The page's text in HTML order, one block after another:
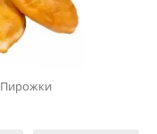
Пирожки